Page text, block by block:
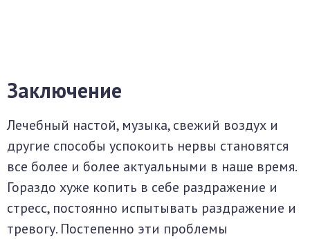
Заключение
Лечебный настой, музыка, свежий воздух и
другие способы успокоить нервы становятся
все более и более актуальными в наше время.
Гораздо хуже копить в себе раздражение и
стресс, постоянно испытывать раздражение и
тревогу. Постепенно эти проблемы